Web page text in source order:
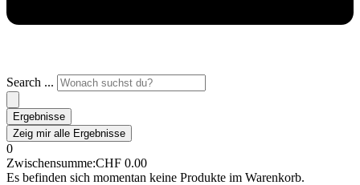
Search ...
Ergebnisse
Zeig mir alle Ergebnisse
0
Zwischensumme:CHF 0.00
Es befinden sich momentan keine Produkte im Warenkorb.